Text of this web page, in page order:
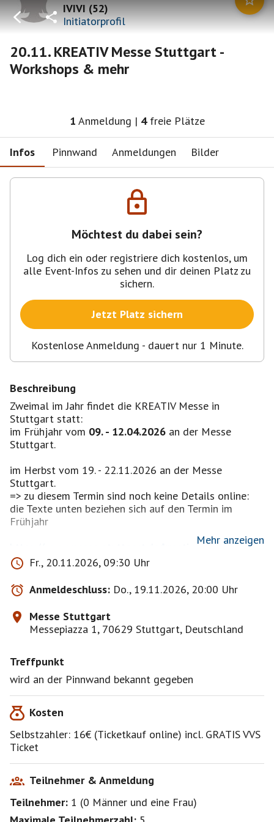
IVIVI(52)
Initiatorprofil
20.11. KREATIV Messe Stuttgart -
Workshops & mehr
1 Anmeldung | 4 freie Plätze
Infos Pinnwand Anmeldungen Bilder
Möchtest du dabei sein?
Log dich ein oder registriere dich kostenlos, um
alle Event-Infos zu sehen und dir deinen Platz zu
sichern.
Jetzt Platz sichern
Kostenlose Anmeldung - dauert nur 1 Minute.
Beschreibung
Zweimal im Jahr findet die KREATIV Messe in
Stuttgart statt:
im Frühjahr vom 09. - 12.04.2026 an der Messe
Stuttgart.
im Herbst vom 19. - 22.11.2026 an der Messe
Stuttgart.
=> zu diesem Termin sind noch keine Details online:
die Texte unten beziehen sich auf den Termin im
Frühjahr
Text des Veranstalters:
Für Kreative, Handarbeitsfans und KünstlerInnen
bietet die Messe für kreatives Gestalten alles, was
das Herz begehrt. Egal, ob es für den Bereich Hobby-
& Bastelbedarf, Do-it-yourself, Schmuckgestaltung
oder Heimdekoration schlägt.
https://www.messe-
stuttgart.de/kreativ/besucher/workshops#/program
werden
https://www.messe-stuttgart.de/kreativ/tickets-
oeffnungszeiten
am 20. November ist die Messe von 10:00 - 18:00
Wer Lust hat mich am Freitag zu diesem Event zu
Mehr anzeigen
Fr., 20.11.2026, 09:30 Uhr
Anmeldeschluss: Do., 19.11.2026, 20:00 Uhr
Messe Stuttgart
Messepiazza 1, 70629 Stuttgart, Deutschland
Treffpunkt
wird an der Pinnwand bekannt gegeben
Kosten
Selbstzahler: 16€ (Ticketkauf online) incl. GRATIS VVS
Ticket
Teilnehmer & Anmeldung
Teilnehmer: 1 (0 Männer und eine Frau)